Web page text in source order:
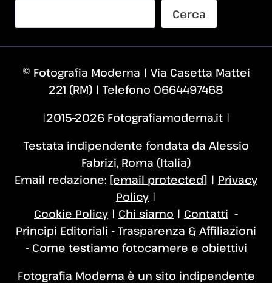
Cerca
© Fotografia Moderna | Via Casetta Mattei
221 (RM) | Telefono 0664497468
|2015–2026 Fotografiamoderna.it |
Testata indipendente fondata da Alessio
Fabrizi, Roma (Italia)
Email redazione: [email protected] | Privacy
Policy |
Cookie Policy | Chi siamo | Contatti -
Principi Editoriali - Trasparenza & Affiliazioni
- Come testiamo fotocamere e obiettivi
Fotografia Moderna è un sito indipendente